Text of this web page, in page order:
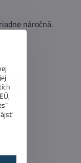
náročná.